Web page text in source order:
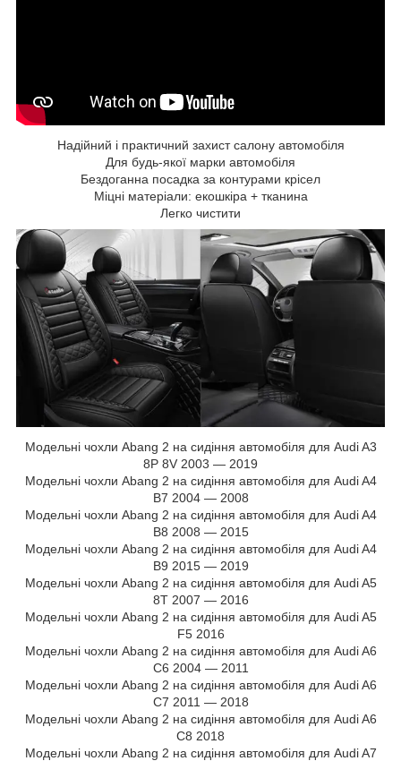
Надійний і практичний захист салону автомобіля
Для будь-якої марки автомобіля
Бездоганна посадка за контурами крісел
Міцні матеріали: екошкіра + тканина
Легко чистити
Модельні чохли Abang 2 на сидіння автомобіля для Audi A3
8P 8V 2003 — 2019
Модельні чохли Abang 2 на сидіння автомобіля для Audi A4
B7 2004 — 2008
Модельні чохли Abang 2 на сидіння автомобіля для Audi A4
B8 2008 — 2015
Модельні чохли Abang 2 на сидіння автомобіля для Audi A4
B9 2015 — 2019
Модельні чохли Abang 2 на сидіння автомобіля для Audi A5
8Т 2007 — 2016
Модельні чохли Abang 2 на сидіння автомобіля для Audi A5
F5 2016
Модельні чохли Abang 2 на сидіння автомобіля для Audi A6
C6 2004 — 2011
Модельні чохли Abang 2 на сидіння автомобіля для Audi A6
C7 2011 — 2018
Модельні чохли Abang 2 на сидіння автомобіля для Audi A6
C8 2018
Модельні чохли Abang 2 на сидіння автомобіля для Audi A7